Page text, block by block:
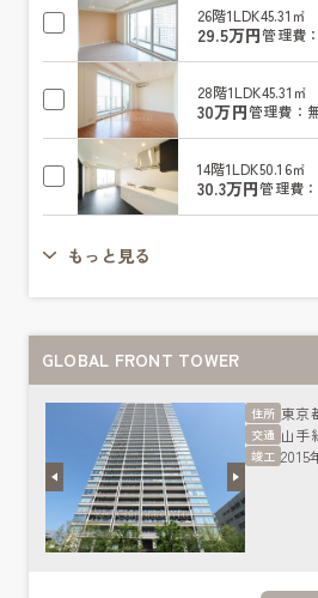
26階1LDK45.31㎡
29.5万円管理費
28階1LDK45.31㎡
30万円管理費：
14階1LDK50.16㎡
30.3万円管理費
もっと見る
GLOBAL FRONT TOWER
住所 東京
交通 山手
竣工 2015